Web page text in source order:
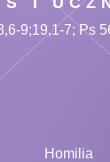
Homilia
9;19,1-7; Ps